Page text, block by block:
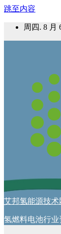
跳至内容
周四. 8 月
艾邦氢能源技术
氢燃料电池行业